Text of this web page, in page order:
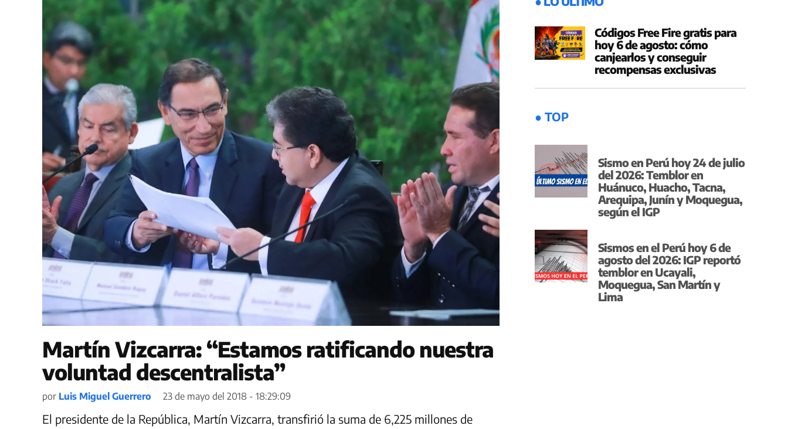
Martín Vizcarra: “Estamos ratificando nuestra
voluntad descentralista”
por Luis Miguel Guerrero 23 de mayo del 2018 - 18:29:09
El presidente de la República, Martín Vizcarra, transfirió la suma de 6,225 millones de
Códigos Free Fire gratis para
hoy 6 de agosto: cómo
canjearlos y conseguir
recompensas exclusivas
● TOP
Sismo en Perú hoy 24 de julio
del 2026: Temblor en
Huánuco, Huacho, Tacna,
Arequipa, Junín y Moquegua,
según el IGP
Sismos en el Perú hoy 6 de
agosto del 2026: IGP reportó
temblor en Ucayali,
Moquegua, San Martín y
Lima